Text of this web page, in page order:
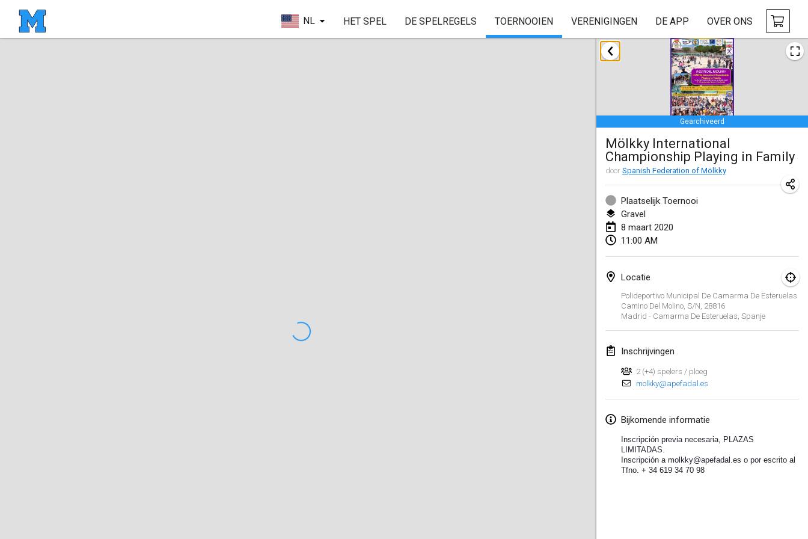
NL HET SPEL DE SPELREGELS TOERNOOIEN VERENIGINGEN DE APP OVER ONS
Gearchiveerd
Mölkky International
Championship Playing in Family
door Spanish Federation of Mölkky
Plaatselijk Toernooi
Gravel
8 maart 2020
11:00 AM
Locatie
Polideportivo Municipal De Camarma De Esteruelas
Camino Del Molino, S/n, 28816
Madrid - Camarma De Esteruelas Spanje
Inschrijvingen
2 (+4) spelers / ploeg
molkky@apefadal.es
Bijkomende informatie
Inscripción previa necesaria, PLAZAS
LIMITADAS.
Inscripción a molkky@apefadal.es o por escrito al
Tfno. + 34 619 34 70 98
januari 2020
New Year's Throw Mölkky
1 jan. 2020|Tsjechië
Tournoi Mixte ASPTTOM
11 jan. 2020|Frankrijk
Morukku tama League
12 jan. 2020|Japan
Ystävyysturnaus
18 jan. 2020
Individuel du Garo
Tournoi d'Hiver
25 jan. 2020|Frankrijk
25 jan. 2020
februari 2020
Open de l'Ourse
Möl'Krêpes
1 feb. 2020|Frankrijk